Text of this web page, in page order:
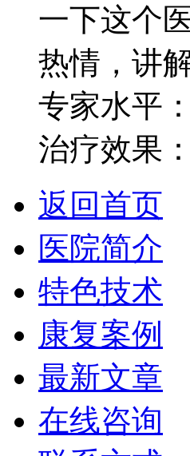
一下这个
热情，讲
专家水平：
治疗效果：
返回首页
医院简介
特色技术
康复案例
最新文章
在线咨询